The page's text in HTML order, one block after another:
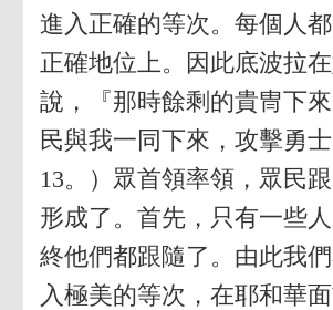
進入正確的等次。每個人
正確地位上。因此底波拉
說，『那時餘剩的貴冑下
民與我一同下來，攻擊勇
13。）眾首領率領，眾民
形成了。首先，只有一些
終他們都跟隨了。由此我
入極美的等次，在耶和華